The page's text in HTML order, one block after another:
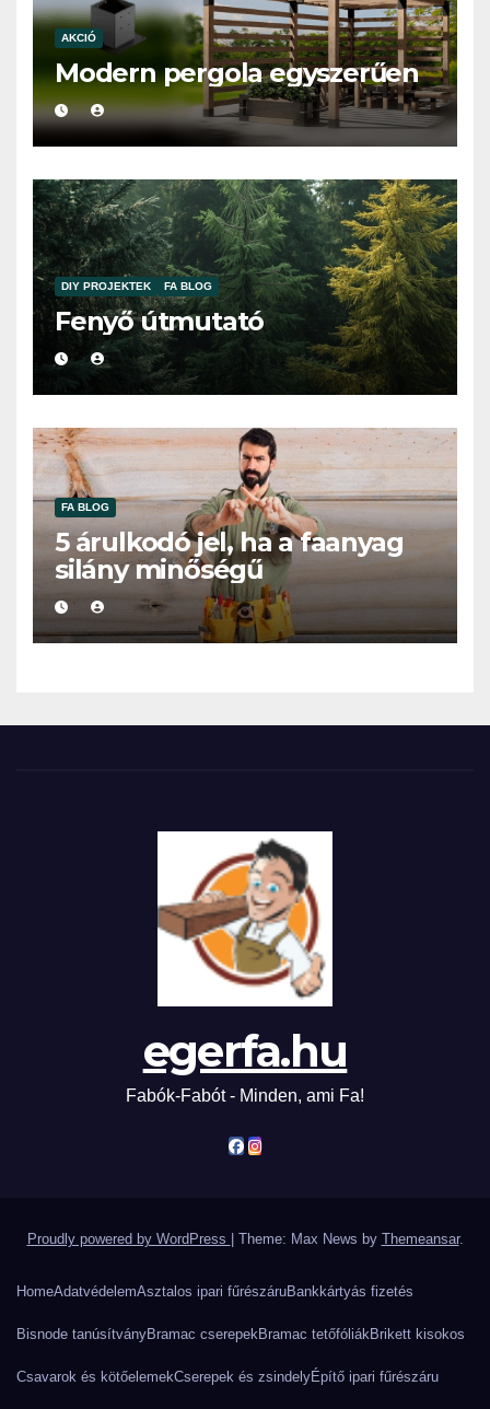
AKCIÓ
Modern pergola egyszerűen
DIY PROJEKTEK FA BLOG
Fenyő útmutató
FA BLOG
5 árulkodó jel, ha a faanyag
silány minőségű
egerfa.hu
Fabók-Fabót - Minden, ami Fa!
Proudly powered by WordPress Theme: Max News by Themeansar.
HomeAdatvédelemAsztalos ipari fűrészáruBankkártyás fizetés
Bisnode tanúsítványBramac cserepek Bramac tetőfóliák Brikett kisokos
Csavarok és kötőelemekCserepek és zsindelyÉpítő ipari fűrészáru